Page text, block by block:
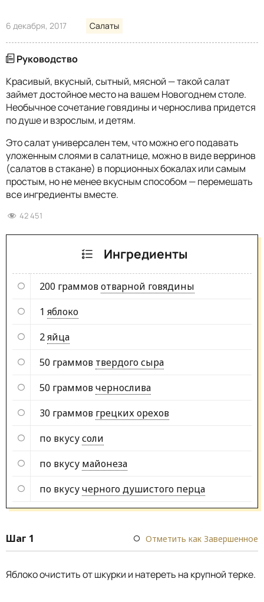
6 декабря, 2017 Салаты
Руководство
Красивый, вкусный, сытный, мясной — такой салат
займет достойное место на вашем Новогоднем столе.
Необычное сочетание говядины и чернослива придется
по душе и взрослым, и детям.
Это салат универсален тем, что можно его подавать
уложенным слоями в салатнице, можно в виде верринов
(салатов в стакане) в порционных бокалах или самым
простым, но не менее вкусным способом — перемешать
все ингредиенты вместе.
42 451
Ингредиенты
200 граммовотварной говядины
1 яблоко
2яйца
50 граммов твердого сыра
50 граммовчернослива
30 граммов грецких орехов
по вкусусоли
по вкусу майонеза
по вкусучерного душистого перца
Шаг 1 Отметить как Завершенное
Яблоко очистить от шкурки и натереть на крупной терке.